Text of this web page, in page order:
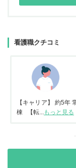
看護職クチコミ
【キャリア】 約5
棟 【転...
もっと見る